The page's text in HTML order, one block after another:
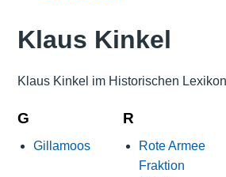
Klaus Kinkel
Klaus Kinkel im Historischen
G
Gillamoos
R
Rote Armee
Fraktion